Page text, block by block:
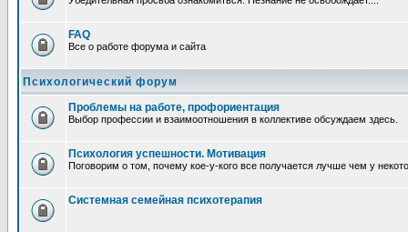
FAQ
Все о работе форума и сайта
Психологический форум
Проблемы на работе, профориентация
Выбор профессии и взаимоотношения в коллективе обсуждаем здесь.
Психология успешности. Мотивация
Поговорим о том, почему кое-у-кого все получается лучше чем у
Системная семейная психотерапия